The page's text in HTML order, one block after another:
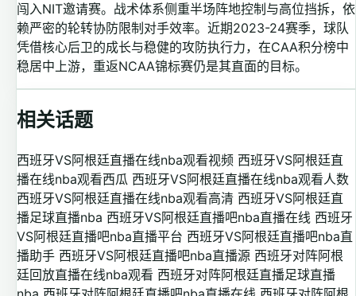
闯入NIT邀请赛。战术体系侧重半场阵地控制与高位挡拆，依
赖严密的轮转协防限制对手效率。近期2023-24赛季，球队
凭借核心后卫的成长与稳健的攻防执行力，在CAA积分榜中
稳居中上游，重返NCAA锦标赛仍是其直面的目标。
相关话题
西班牙VS阿根廷直播在线nba观看视频 西班牙VS阿根廷直
播在线nba观看西瓜 西班牙VS阿根廷直播在线nba观看人数
西班牙VS阿根廷直播在线nba观看高清 西班牙VS阿根廷直
播足球直播nba 西班牙VS阿根廷直播吧nba直播在线 西班牙
VS阿根廷直播吧nba直播平台 西班牙VS阿根廷直播吧nba直
播助手 西班牙VS阿根廷直播吧nba直播源 西班牙对阵阿根
廷回放直播在线nba观看 西班牙对阵阿根廷直播足球直播